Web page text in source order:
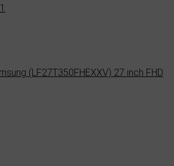
(LF27T350FHEXXV) 27 inch FHD